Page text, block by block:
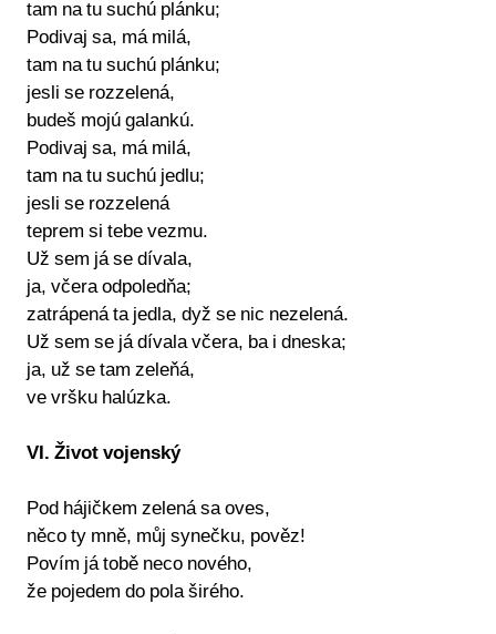
tam na tu suchú plánku;
Podivaj sa, má milá,
tam na tu suchú plánku;
jesli se rozzelená,
budeš mojú galankú.
Podivaj sa, má milá,
tam na tu suchú jedlu;
jesli se rozzelená
teprem si tebe vezmu.
Už sem já se dívala,
ja, včera odpoledňa;
zatrápená ta jedla, dyž se nic nezelená.
Už sem se já dívala včera, ba i dneska;
ja, už se tam zeleňá,
ve vršku halúzka.
VI. Život vojenský
Pod hájičkem zelená sa oves,
něco ty mně, můj synečku, pověz!
Povím já tobě neco nového,
že pojedem do pola širého.